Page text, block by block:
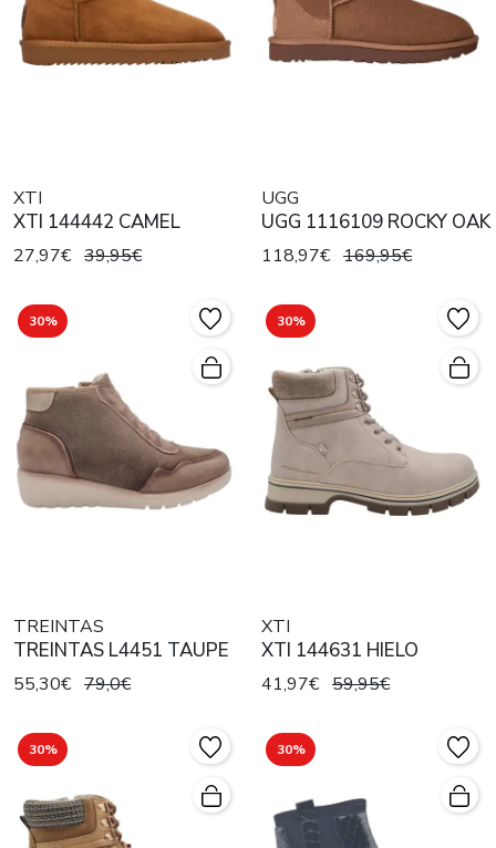
XTI
XTI 144442 CAMEL
27,97€ 39,95€
UGG
UGG 1116109 ROCKY OAK
118,97€ 169,95€
30%
TREINTAS
TREINTAS L4451 TAUPE
55,30€ 79,0€
30%
XTI
XTI 144631 HIELO
41,97€ 59,95€
30% 30%